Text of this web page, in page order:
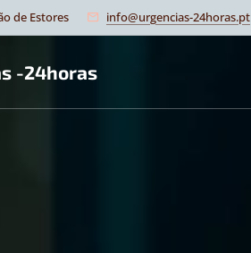
de Estores info@urgencias-24horas.pt
-24horas